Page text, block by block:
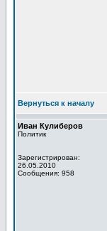
Вернуться к началу
Иван Кулиберов
Политик
Зарегистрирован:
26.05.2010
Сообщения: 958